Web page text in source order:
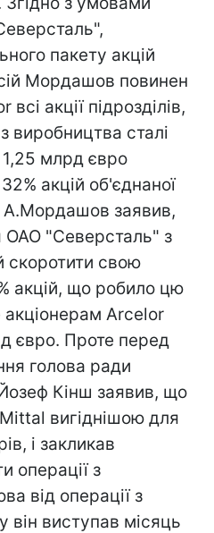
пакету акцій
Мордашов повинен
акції підрозділів,
виробництва сталі
млрд євро
акцій об'єднаної
А.Мордашов заявив,
ОАО "Северсталь" з
скоротити свою
акцій, що робило цю
акціонерам Arcelor
євро. Проте перед
голова ради
Кінш заявив, що
вигіднішою для
і закликав
операції з
від операції з
він виступав місяць